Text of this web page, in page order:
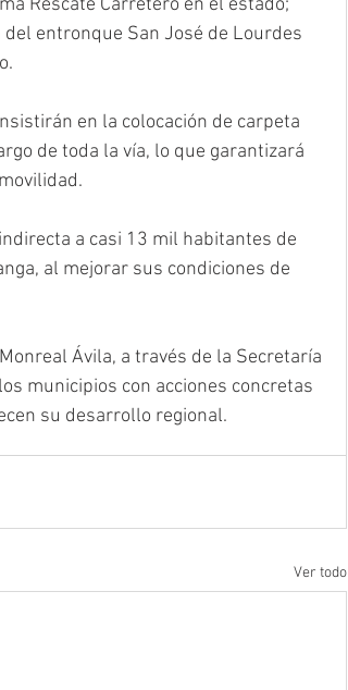
Rescate Carretero en el estado;
entronque San José de Lourdes
en la colocación de carpeta
de toda la vía, lo que garantizará
a casi 13 mil habitantes de
al mejorar sus condiciones de
Ávila, a través de la Secretaría
municipios con acciones concretas
su desarrollo regional.
Ver todo